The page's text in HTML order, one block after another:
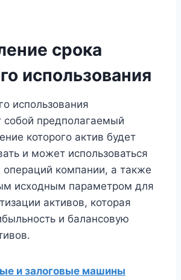
срока
использования
использования
собой предполагаемый
которого актив будет
и может использоваться
компании, а также
исходным параметром для
активов, которая
и балансовую
и залоговые машины